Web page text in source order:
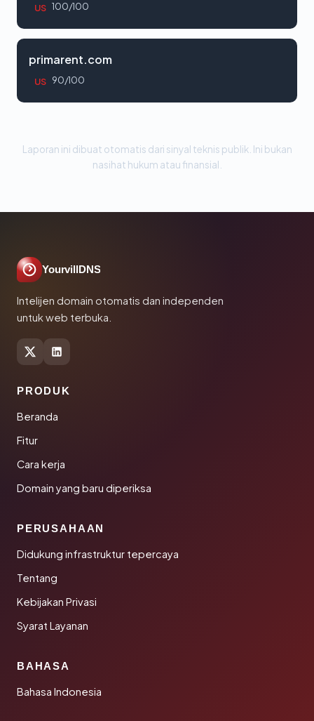
US 100/100
primarent.com
US 90/100
Laporan ini dibuat otomatis dari sinyal teknis publik. Ini bukan
nasihat hukum atau finansial.
YourvillDNS
Intelijen domain otomatis dan independen
untuk web terbuka.
PRODUK
Beranda
Fitur
Cara kerja
Domain yang baru diperiksa
PERUSAHAAN
Didukung infrastruktur tepercaya
Tentang
Kebijakan Privasi
Syarat Layanan
BAHASA
Bahasa Indonesia